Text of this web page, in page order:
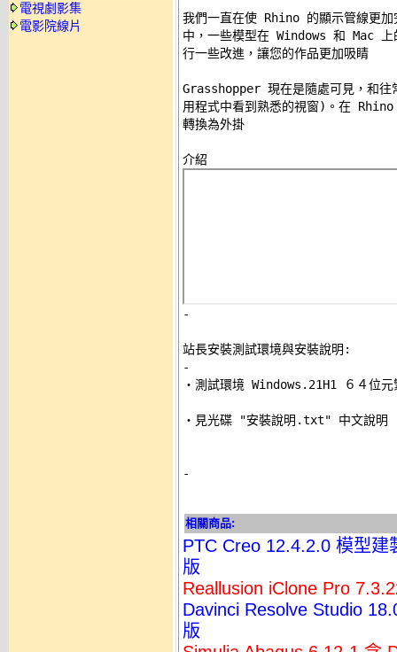
電視劇影集
電影院線片
我們一直在使 Rhino 的顯示管線更
中，一些模型在 Windows 和 Mac
行一些改進，讓您的作品更加吸睛
Grasshopper 現在是隨處可見，和
用程式中看到熟悉的視窗)。在
轉換為外掛
-
站長安裝測試環境與安裝說明:
-
‧測試環境 Windows.21H1 ６４位元
‧見光碟 "安裝說明.txt" 中文說明
-
相關商品:
PTC Creo 12.4.2.0 模型
版
Reallusion iClone Pro
Davinci Resolve Studio
版